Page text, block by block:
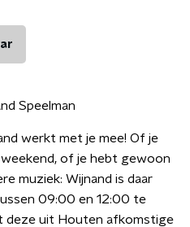
Speelman
werkt met je mee! Of je
of je hebt gewoon
muziek: Wijnand is daar
09:00 en 12:00 te
deze uit Houten afkomstige